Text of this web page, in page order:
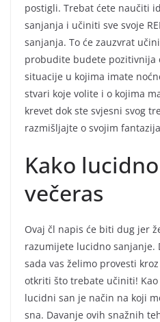
postigli. Trebat ćete naučiti
sanjanja i učiniti sve svoje
sanjanja. To će zauzvrat
probudite budete pozitivnija
situacije u kojima imate
stvari koje volite i o kojima
krevet dok ste svjesni svog
razmišljajte o svojim
Kako
večeras
Ovaj čl napis će biti dug jer
razumijete lucidno sanjanje.
sada vas želimo provesti
otkriti što trebate učiniti!
lucidni san je način na koji
sna. Davanje ovih snažnih